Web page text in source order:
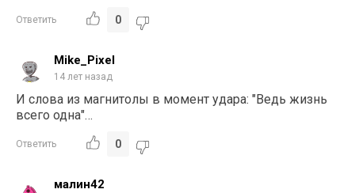
Ответить 0
Mike_Pixel
14 лет назад
И слова из магнитолы в момент удара: "Ведь жизнь
всего одна"…
Ответить 0
малин42